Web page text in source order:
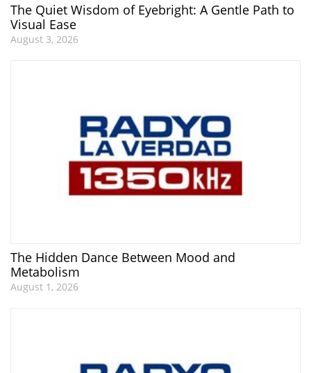
The Quiet Wisdom of Eyebright: A Gentle Path to
Visual Ease
August 3, 2026
The Hidden Dance Between Mood and
Metabolism
August 1, 2026